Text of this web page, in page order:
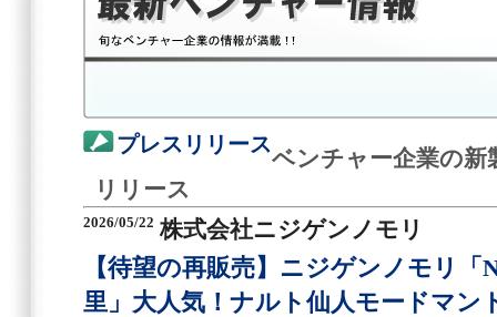
プレスリリース
ベンチャー企業の新
リリース
2026/05/22 株式会社ニジゲンノモリ
【待望の再販売】ニジゲンノモリ
里」大人気！ナルト仙人モードマン